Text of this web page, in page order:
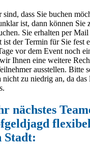
sind, dass Sie buchen
ist, dann können Sie
Sie erhalten per
ist der Termin für Sie fest
vor dem Event noch
Ihnen eine weitere
ausstellen. Bitte
nicht zu niedrig an, da das
nächstes
Stadt: